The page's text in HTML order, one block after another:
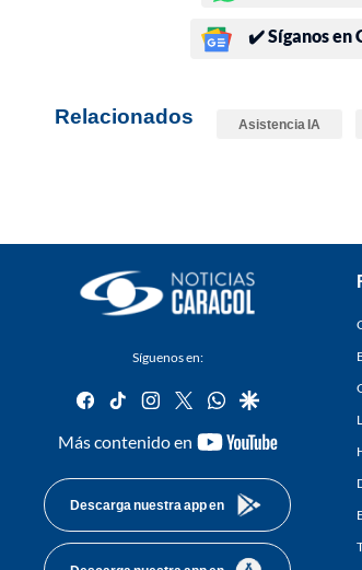
✔️ Síganos en
Relacionados Asistencia IA
Síguenos en:
facebook
tiktok instagram
twitterwhatsapp
google
Más contenido en
youtube-
Descarga nuestra app en